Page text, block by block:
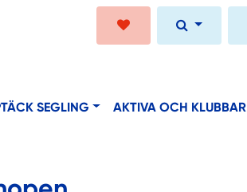
SEGLING AKTIVA OCH KLUBBAR